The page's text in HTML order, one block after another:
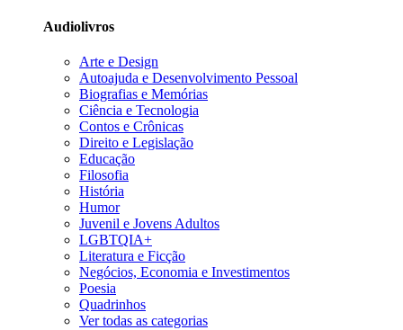
Audiolivros
Arte e Design
Autoajuda e Desenvolvimento Pessoal
Biografias e Memórias
Ciência e Tecnologia
Contos e Crônicas
Direito e Legislação
Educação
Filosofia
História
Humor
Juvenil e Jovens Adultos
LGBTQIA+
Literatura e Ficção
Negócios, Economia e Investimentos
Poesia
Quadrinhos
Ver todas as categorias